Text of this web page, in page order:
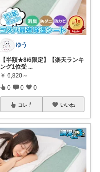
ゆう
【半額★8/6限定】【楽天ランキ
ング1位受 ...
￥ 6,820～
0 0 0
コレ いいね